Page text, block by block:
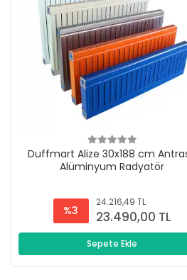
Duffmart Alize 30x188 cm
Alüminyum Radyatör
%3
24.216,49 TL
23.490,00 TL
Sepete Ekle